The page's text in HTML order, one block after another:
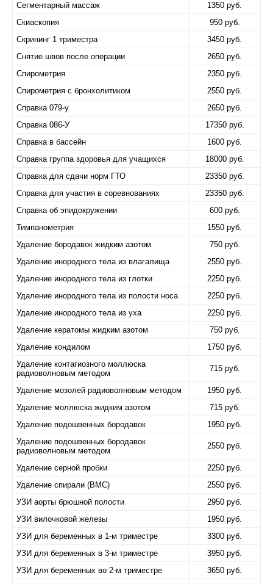
Сегментарный массаж
1350 руб.
Скиаскопия
950 руб.
Скрининг 1 триместра
3450 руб.
Снятие швов после операции
2650 руб.
Спирометрия
2350 руб.
Спирометрия с бронхолитиком
2550 руб.
Справка 079-у
2650 руб.
Справка 086-У
17350 руб.
Справка в бассейн
1600 руб.
Справка группа здоровья для учащихся
18000 руб.
Справка для сдачи норм ГТО
23350 руб.
Справка для участия в соревнованиях
23350 руб.
Справка об эпидокружении
600 руб.
Тимпанометрия
1550 руб.
Удаление бородавок жидким азотом
750 руб.
Удаление инородного тела из влагалища
2550 руб.
Удаление инородного тела из глотки
2250 руб.
Удаление инородного тела из полости носа
2250 руб.
Удаление инородного тела из уха
2250 руб.
Удаление кератомы жидким азотом
750 руб.
Удаление кондилом
1750 руб.
Удаление контагиозного моллюска
радиоволновым методом
715 руб.
Удаление мозолей радиоволновым методом
1950 руб.
Удаление моллюска жидким азотом
715 руб.
Удаление подошвенных бородавок
1950 руб.
Удаление подошвенных бородавок
радиоволновым методом
2550 руб.
Удаление серной пробки
2250 руб.
Удаление спирали (ВМС)
2550 руб.
УЗИ аорты брюшной полости
2950 руб.
УЗИ вилочковой железы
1950 руб.
УЗИ для беременных в 1-м триместре
3300 руб.
УЗИ для беременных в 3-м триместре
3950 руб.
УЗИ для беременных во 2-м триместре
3650 руб.